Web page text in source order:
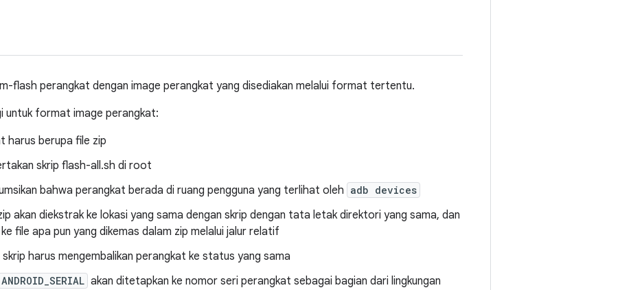
flash perangkat dengan image perangkat yang disediakan melalui format tertentu.
untuk format image perangkat:
harus berupa file zip
skrip flash-all.sh di root
bahwa perangkat berada di ruang pengguna yang terlihat oleh adb devices
akan diekstrak ke lokasi yang sama dengan skrip dengan tata letak direktori yang sama, dan
file apa pun yang dikemas dalam zip melalui jalur relatif
harus mengembalikan perangkat ke status yang sama
ANDROID_SERIAL akan ditetapkan ke nomor seri perangkat sebagai bagian dari lingkungan